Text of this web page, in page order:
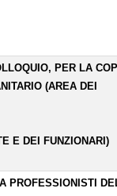
PER LA
(AREA DEI
E DEI FUNZIONARI)
PROFESSIONISTI